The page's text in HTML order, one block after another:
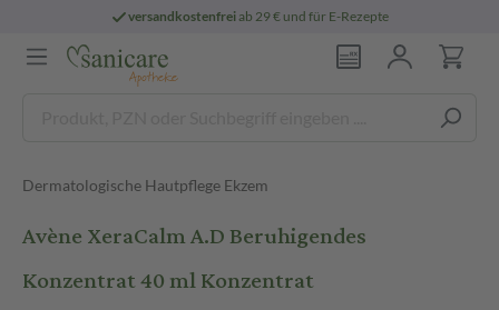
versandkostenfreiab 29 € und für E-Rezepte
Dermatologische Hautpflege Ekzem
Avène XeraCalm A.D Beruhigendes
Konzentrat 40 ml Konzentrat